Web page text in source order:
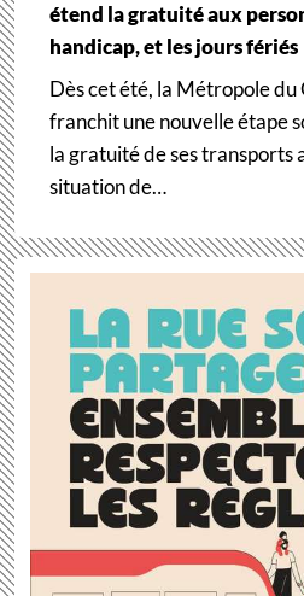
étend la gratuité aux
handicap, et les jours fériés
Dès cet été, la Métropole du
franchit une nouvelle étape
la gratuité de ses transports
situation de…